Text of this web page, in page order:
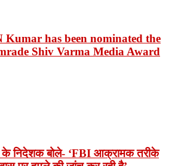
Kumar has been nominated the
Shiv Varma Media Award
के निदेशक बोले- ‘FBI आक्रामक तरीके